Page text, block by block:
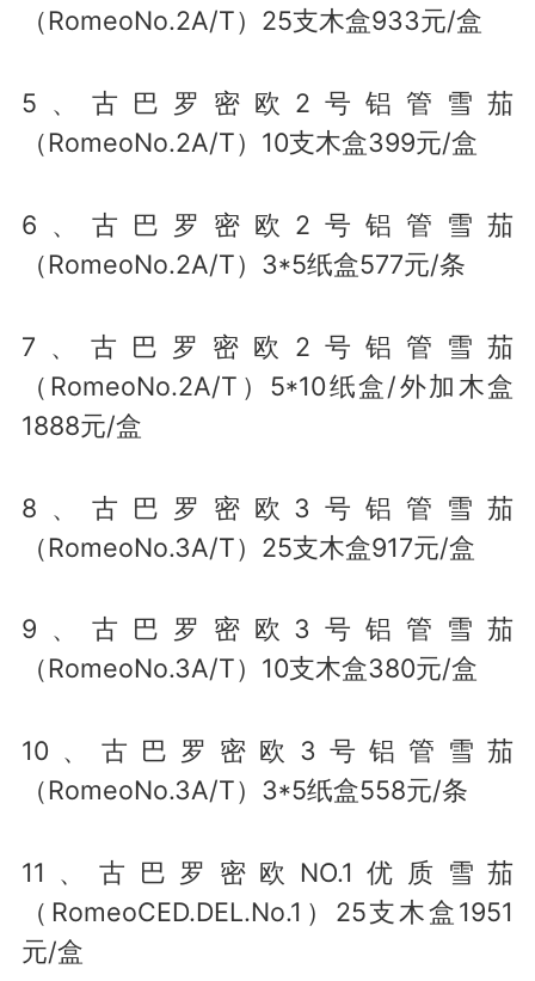
（RomeoNo.2A/T）25支木盒933元/盒
5、古巴罗密欧2号铝管雪茄
（RomeoNo.2A/T）10支木盒399元/盒
6、古巴罗密欧2号铝管雪茄
（RomeoNo.2A/T）3*5纸盒577元/条
7、古巴罗密欧2号铝管雪茄
（RomeoNo.2A/T）5*10纸盒/外加木盒
1888元/盒
8、古巴罗密欧3号铝管雪茄
（RomeoNo.3A/T）25支木盒917元/盒
9、古巴罗密欧3号铝管雪茄
（RomeoNo.3A/T）10支木盒380元/盒
10、古巴罗密欧3号铝管雪茄
（RomeoNo.3A/T）3*5纸盒558元/条
11、古巴罗密欧NO.1优质雪茄
（RomeoCED.DEL.No.1）25支木盒1951
元/盒